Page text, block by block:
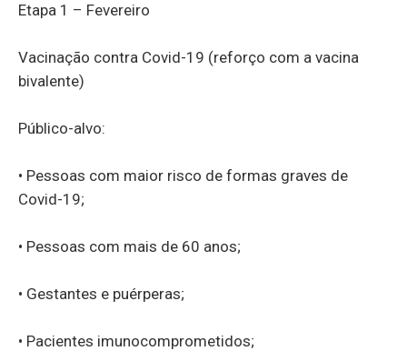
Etapa 1 – Fevereiro
Vacinação contra Covid-19 (reforço com a vacina
bivalente)
Público-alvo:
• Pessoas com maior risco de formas graves de
Covid-19;
• Pessoas com mais de 60 anos;
• Gestantes e puérperas;
• Pacientes imunocomprometidos;